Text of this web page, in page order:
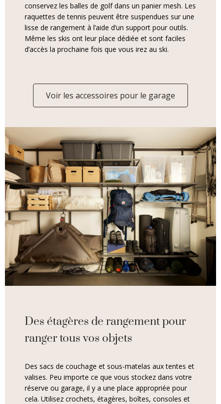
conservez les balles de golf dans un panier mesh. Les
raquettes de tennis peuvent être suspendues sur une
lisse de rangement à l’aide d’un support pour outils.
Même les skis ont leur place dédiée et sont faciles
d’accès la prochaine fois que vous irez au ski.
Voir les accessoires pour le garage
Des étagères de rangement pour
ranger tous vos objets
Des sacs de couchage et sous-matelas aux tentes et
valises. Peu importe ce que vous stockez dans votre
réserve ou garage, il y a une place appropriée pour
cela. Utilisez crochets, étagères, boîtes, consoles et